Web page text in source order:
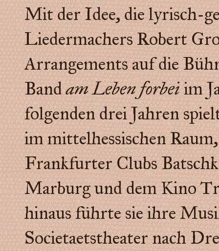
Mit der Idee, die lyrisch-
Liedermachers Robert
Arrangements auf die
Bandam Leben forbeiim
folgenden drei Jahren
im mittelhessischen
Frankfurter Clubs
Marburg und dem Kino
hinaus führte sie ihre
Societaetstheater nach